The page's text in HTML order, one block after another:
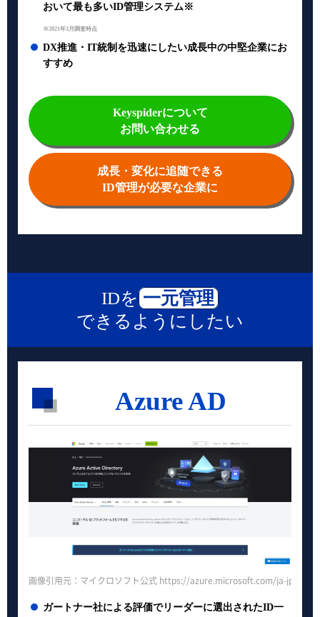
おいて最も多いID管理システム※
※2021年3月調査時点
DX推進・IT統制を迅速にしたい成長中の中堅企業にお
すすめ
Keyspiderについて
お問い合わせる
成長・変化に追随できる
ID管理が必要な企業に
IDを 一元管理
できるようにしたい
Azure AD
画像引用元：マイクロソフト公式 https://azure.microsoft.com/ja-jp/
ガートナー社による評価でリーダーに選出されたID一